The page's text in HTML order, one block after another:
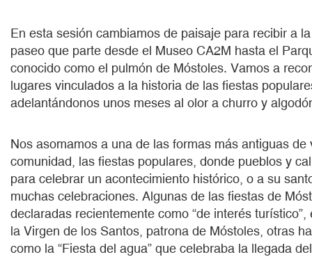
En esta sesión cambiamos de paisaje para recibir a
paseo que parte desde el Museo CA2M hasta el
conocido como el pulmón de Móstoles. Vamos a
lugares vinculados a la historia de las fiestas
adelantándonos unos meses al olor a churro y
Nos asomamos a una de las formas más antiguas de
comunidad, las fiestas populares, donde pueblos y
para celebrar un acontecimiento histórico, o a su
muchas celebraciones. Algunas de las fiestas de
declaradas recientemente como “de interés
la Virgen de los Santos, patrona de Móstoles, otras
como la “Fiesta del agua” que celebraba la llegada